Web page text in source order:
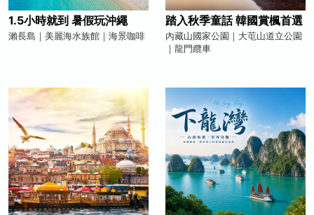
1.5小時就到 暑假玩沖繩
瀨長島｜美麗海水族館｜海景咖啡
踏入秋季童話 韓國賞楓首選
內藏山國家公園｜大芚山道立公園
｜龍門纜車